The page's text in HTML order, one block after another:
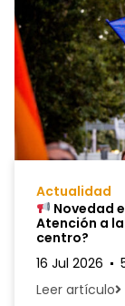
Actualidad
Novedad
Atención a
centro?
16 Jul 2026
Leer artículo